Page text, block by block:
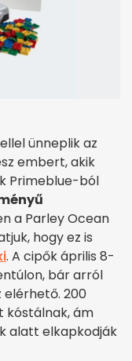
ünneplik az
embert, akik
Primeblue-ból
a Parley Ocean
hogy ez is
. A cipők április 8-
bár arról
elérhető. 200
kóstálnak, ám
alatt elkapkodják